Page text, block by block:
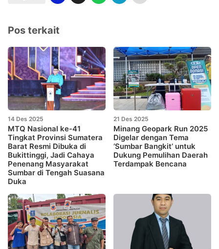
Pos terkait
14 Des 2025
MTQ Nasional ke-41
Tingkat Provinsi Sumatera
Barat Resmi Dibuka di
Bukittinggi, Jadi Cahaya
Penenang Masyarakat
Sumbar di Tengah Suasana
Duka
21 Des 2025
Minang Geopark Run 2025
Digelar dengan Tema
‘Sumbar Bangkit’ untuk
Dukung Pemulihan Daerah
Terdampak Bencana